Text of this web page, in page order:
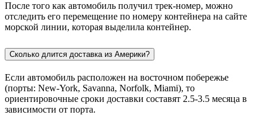
После того как автомобиль получил трек-номер, можно
отследить его перемещение по номеру контейнера на сайте
морской линии, которая выделила контейнер.
Сколько длится доставка из Америки?
Если автомобиль расположен на восточном побережье
(порты: New-York, Savanna, Norfolk, Miami), то
ориентировочные сроки доставки составят 2.5-3.5 месяца в
зависимости от порта.